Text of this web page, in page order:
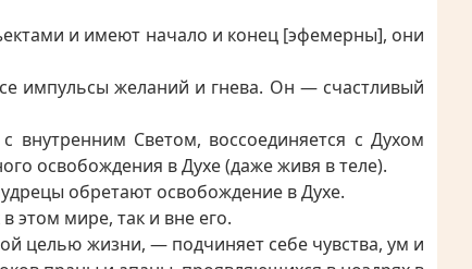
и имеют начало и конец [эфемерны], они
импульсы желаний и гнева. Он — счастливый
Светом, воссоединяется с Духом
освобождения в Духе (даже живя в теле).
обретают освобождение в Духе.
этом мире, так и вне его.
целью жизни, — подчиняет себе чувства, ум и